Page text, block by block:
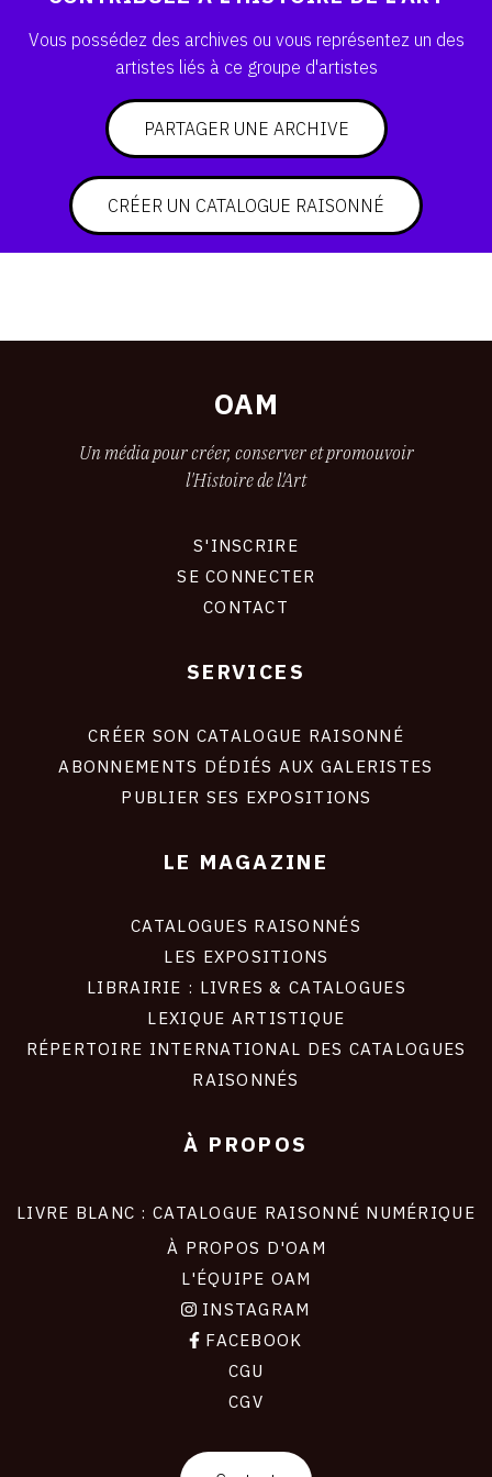
CRÉER SON CATALOGUE RAISONNÉ
ABONNEMENTS DÉDIÉS AUX GALERISTES
CRÉER SON SITE ARTISTE
CRÉER SON CATALOGUE D'EXPO
PUBLIER SES EXPOSITIONS
À PROPOS D'OAM
CGU
CGV
INSTAGRAM
FACEBOOK
Vous possédez des archives ou vous représentez un des
artistes liés à ce groupe d'artistes
PARTAGER UNE ARCHIVE
CRÉER UN CATALOGUE RAISONNÉ
OAM
Un média pour créer, conserver et promouvoir
l'Histoire de l'Art
S'INSCRIRE
SE CONNECTER
CONTACT
SERVICES
CRÉER SON CATALOGUE RAISONNÉ
ABONNEMENTS DÉDIÉS AUX GALERISTES
PUBLIER SES EXPOSITIONS
LE MAGAZINE
CATALOGUES RAISONNÉS
LES EXPOSITIONS
LIBRAIRIE : LIVRES & CATALOGUES
LEXIQUE ARTISTIQUE
RÉPERTOIRE INTERNATIONAL DES CATALOGUES
RAISONNÉS
À PROPOS
LIVRE BLANC : CATALOGUE RAISONNÉ NUMÉRIQUE
À PROPOS D'OAM
L'ÉQUIPE OAM
INSTAGRAM
FACEBOOK
CGU
CGV